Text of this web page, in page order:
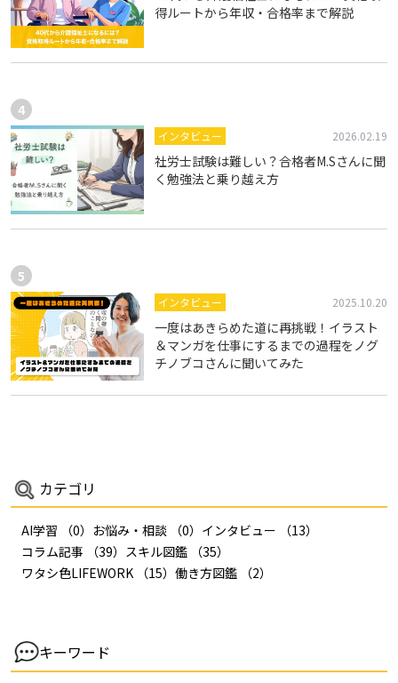
得ルートから年収・合格率まで解説
インタビュー 2026.02.19
社労士試験は難しい？合格者M.Sさんに聞
く勉強法と乗り越え方
インタビュー 2025.10.20
一度はあきらめた道に再挑戦！イラスト
＆マンガを仕事にするまでの過程をノグ
チノブコさんに聞いてみた
カテゴリ
AI学習 （0） お悩み・相談 （0） インタビュー
（13）
コラム記事
（39） スキル図鑑
（35）
ワタシ色LIFEWORK （15） 働き方図鑑 （2）
キーワード